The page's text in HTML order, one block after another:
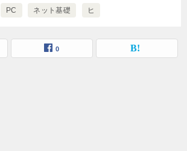
PC ネット基礎 ヒ
0